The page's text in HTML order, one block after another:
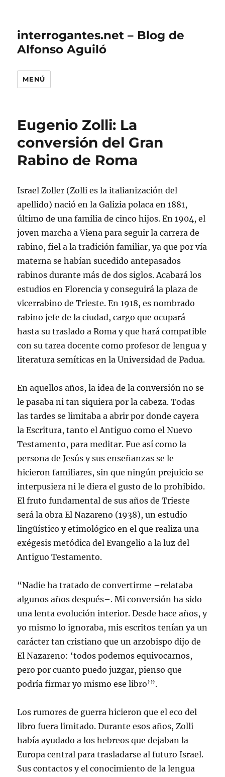
interrogantes.net – Blog de
Alfonso Aguiló
MENÚ
Eugenio Zolli: La
conversión del Gran
Rabino de Roma
Israel Zoller (Zolli es la italianización del
apellido) nació en la Galizia polaca en 1881,
último de una familia de cinco hijos. En 1904, el
joven marcha a Viena para seguir la carrera de
rabino, fiel a la tradición familiar, ya que por vía
materna se habían sucedido antepasados
rabinos durante más de dos siglos. Acabará los
estudios en Florencia y conseguirá la plaza de
vicerrabino de Trieste. En 1918, es nombrado
rabino jefe de la ciudad, cargo que ocupará
hasta su traslado a Roma y que hará compatible
con su tarea docente como profesor de lengua y
literatura semíticas en la Universidad de Padua.
En aquellos años, la idea de la conversión no se
le pasaba ni tan siquiera por la cabeza. Todas
las tardes se limitaba a abrir por donde cayera
la Escritura, tanto el Antiguo como el Nuevo
Testamento, para meditar. Fue así como la
persona de Jesús y sus enseñanzas se le
hicieron familiares, sin que ningún prejuicio se
interpusiera ni le diera el gusto de lo prohibido.
El fruto fundamental de sus años de Trieste
será la obra El Nazareno (1938), un estudio
lingüístico y etimológico en el que realiza una
exégesis metódica del Evangelio a la luz del
Antiguo Testamento.
“Nadie ha tratado de convertirme –relataba
algunos años después–. Mi conversión ha sido
una lenta evolución interior. Desde hace años, y
yo mismo lo ignoraba, mis escritos tenían ya un
carácter tan cristiano que un arzobispo dijo de
El Nazareno: ‘todos podemos equivocarnos,
pero por cuanto puedo juzgar, pienso que
podría firmar yo mismo ese libro’”.
Los rumores de guerra hicieron que el eco del
libro fuera limitado. Durante esos años, Zolli
había ayudado a los hebreos que dejaban la
Europa central para trasladarse al futuro Israel.
Sus contactos y el conocimiento de la lengua